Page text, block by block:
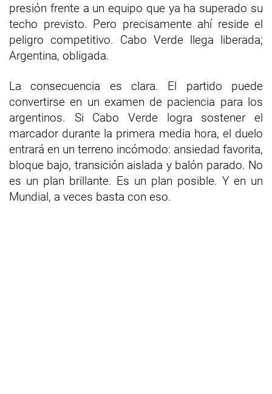
presión frente a un equipo que ya ha superado su
techo previsto. Pero precisamente ahí reside el
peligro competitivo. Cabo Verde llega liberada;
Argentina, obligada.
La consecuencia es clara. El partido puede
convertirse en un examen de paciencia para los
argentinos. Si Cabo Verde logra sostener el
marcador durante la primera media hora, el duelo
entrará en un terreno incómodo: ansiedad favorita,
bloque bajo, transición aislada y balón parado. No
es un plan brillante. Es un plan posible. Y en un
Mundial, a veces basta con eso.